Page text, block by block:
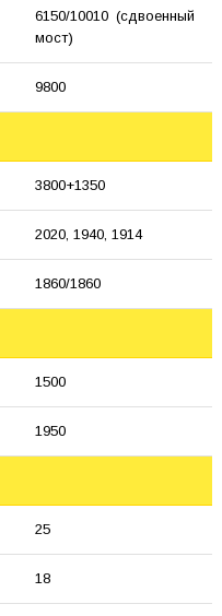
6150/10010 (сдвоенный
мост)
9800
3800+1350
2020, 1940, 1914
1860/1860
1500
1950
25
18